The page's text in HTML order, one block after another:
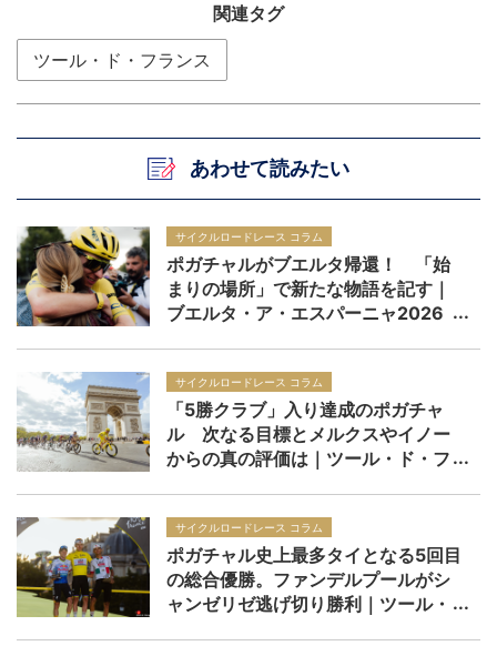
関連タグ
ツール・ド・フランス
あわせて読みたい
サイクルロードレース コラム
ポガチャルがブエルタ帰還！ 「始
まりの場所」で新たな物語を記す｜
ブエルタ・ア・エスパーニャ2026
サイクルロードレース コラム
「5勝クラブ」入り達成のポガチャ
ル 次なる目標とメルクスやイノー
からの真の評価は｜ツール・ド・フ
サイクルロードレース コラム
ポガチャル史上最多タイとなる5回目
の総合優勝。ファンデルプールがシ
ャンゼリゼ逃げ切り勝利｜ツール・